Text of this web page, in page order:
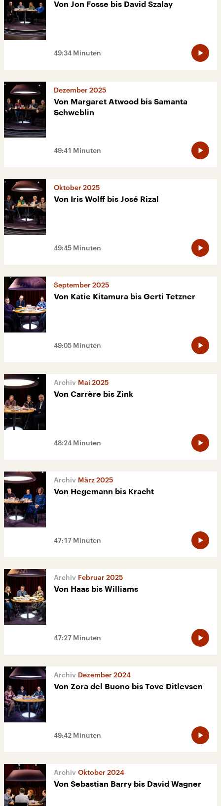
Von Jon Fosse bis David Szalay
49:34 Minuten
Dezember 2025
Von Margaret Atwood bis Samanta
Schweblin
49:41 Minuten
Oktober 2025
Von Iris Wolff bis José Rizal
49:45 Minuten
September 2025
Von Katie Kitamura bis Gerti Tetzner
49:05 Minuten
Mai 2025
Von Carrère bis Zink
48:24 Minuten
März 2025
Von Hegemann bis Kracht
47:17 Minuten
Februar 2025
Von Haas bis Williams
47:27 Minuten
Dezember 2024
Von Zora del Buono bis Tove Ditlevsen
49:42 Minuten
Oktober 2024
Von Sebastian Barry bis David Wagner